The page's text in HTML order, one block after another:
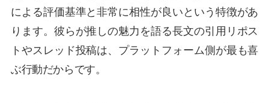
による評価基準と非常に相性が良いという特徴があ
ります。彼らが推しの魅力を語る長文の引用リポス
トやスレッド投稿は、プラットフォーム側が最も喜
ぶ行動だからです。